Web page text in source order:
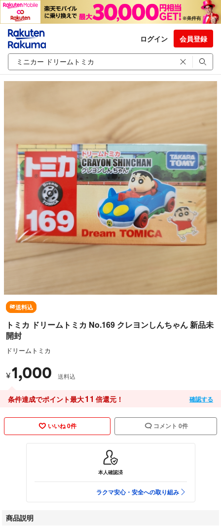
ログイン 会員登録
送料込
トミカ ドリームトミカ No.169 クレヨンしんちゃん 新品未
開封
ドリームトミカ
¥1,000 送料込
条件達成でポイント最大11 倍還元！ 確認する
いいね 0件 コメント 0件
本人確認済
ラクマ安心・安全への取り組み
商品説明